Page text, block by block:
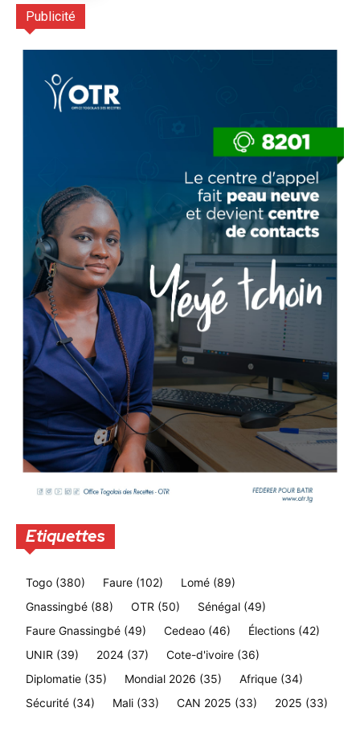
Publicité
Etiquettes
Togo (380) Faure (102) Lomé (89)
Gnassingbé (88) OTR (50) Sénégal (49)
Faure Gnassingbé (49) Cedeao (46) Élections (42)
UNIR (39) 2024 (37) Cote-d'ivoire (36)
Diplomatie (35) Mondial 2026 (35) Afrique (34)
Sécurité (34) Mali (33) CAN 2025 (33) 2025 (33)